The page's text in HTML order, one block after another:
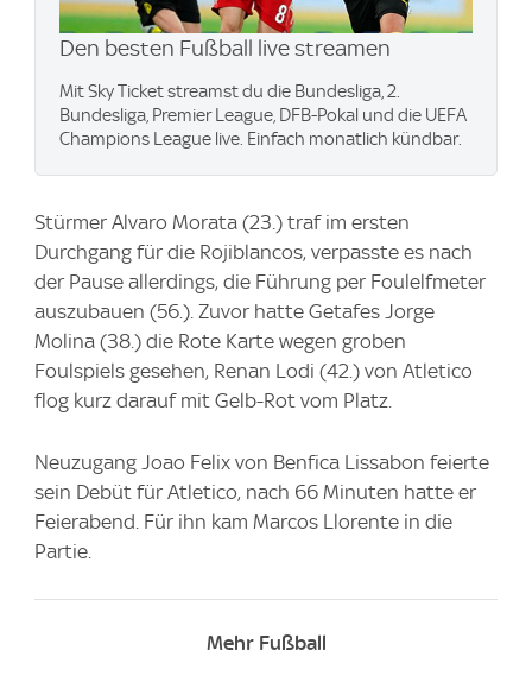
Den besten Fußball live streamen
Mit Sky Ticket streamst du die Bundesliga, 2.
Bundesliga, Premier League, DFB-Pokal und die UEFA
Champions League live. Einfach monatlich kündbar.
Stürmer Alvaro Morata (23.) traf im ersten
Durchgang für die Rojiblancos, verpasste es nach
der Pause allerdings, die Führung per Foulelfmeter
auszubauen (56.). Zuvor hatte Getafes Jorge
Molina (38.) die Rote Karte wegen groben
Foulspiels gesehen, Renan Lodi (42.) von Atletico
flog kurz darauf mit Gelb-Rot vom Platz.
Neuzugang Joao Felix von Benfica Lissabon feierte
sein Debüt für Atletico, nach 66 Minuten hatte er
Feierabend. Für ihn kam Marcos Llorente in die
Partie.
Mehr Fußball